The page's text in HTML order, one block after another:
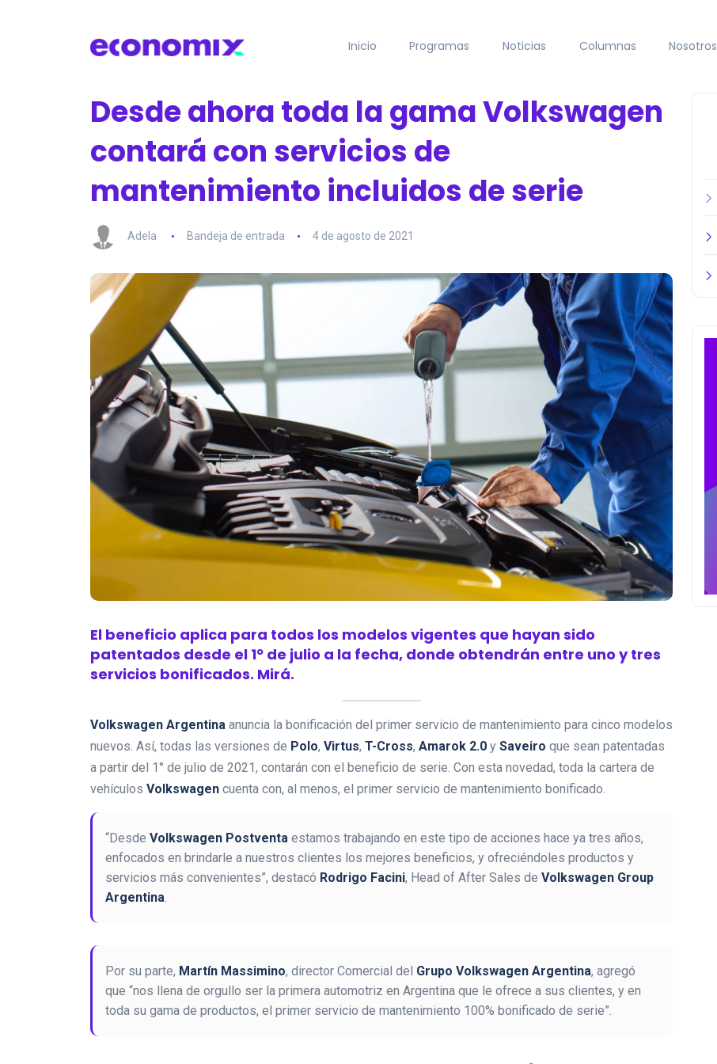
Inicio Programas Noticias Columnas Nosotros
Desde ahora toda la gama Volkswagen
contará con servicios de
mantenimiento incluidos de serie
Adela Bandeja de entrada 4 de agosto de 2021
El beneficio aplica para todos los modelos vigentes que hayan sido
patentados desde el 1º de julio a la fecha, donde obtendrán entre uno y tres
servicios bonificados. Mirá.
Volkswagen Argentina anuncia la bonificación del primer servicio de mantenimiento para cinco modelos
nuevos. Así, todas las versiones de Polo, Virtus, T-Cross, Amarok 2.0 y Saveiro que sean patentadas
a partir del 1° de julio de 2021, contarán con el beneficio de serie. Con esta novedad, toda la cartera de
vehículos Volkswagen cuenta con, al menos, el primer servicio de mantenimiento bonificado.
“Desde Volkswagen Postventa estamos trabajando en este tipo de acciones hace ya tres años,
enfocados en brindarle a nuestros clientes los mejores beneficios, y ofreciéndoles productos y
servicios más convenientes”, destacó Rodrigo Facini, Head of After Sales de Volkswagen Group
Argentina.
Por su parte, Martín Massimino, director Comercial del Grupo Volkswagen Argentina, agregó
que “nos llena de orgullo ser la primera automotriz en Argentina que le ofrece a sus clientes, y en
toda su gama de productos, el primer servicio de mantenimiento 100% bonificado de serie”.